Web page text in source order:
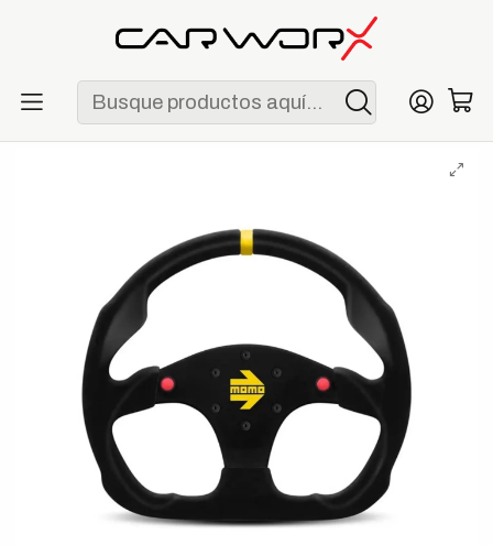
ENVÍO GRATIS POR COMPRAS MAYORES A S/ 250
MOMO MOD. 30 con Botones 350 mm Gamuza Negra